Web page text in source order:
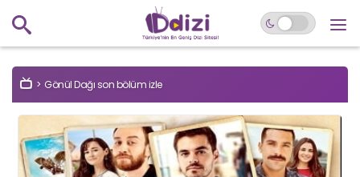
Gönül Dağı son bölüm izle